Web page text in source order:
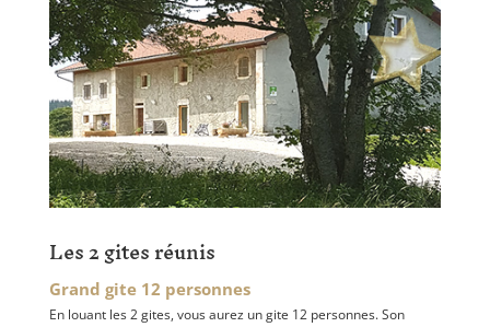
Les 2 gites réunis
Grand gite 12 personnes
En louant les 2 gites, vous aurez un gite 12 personnes. Son